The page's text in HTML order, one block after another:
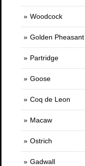
Woodcock
Golden Pheasant
Partridge
Goose
Coq de Leon
Macaw
Ostrich
Gadwall